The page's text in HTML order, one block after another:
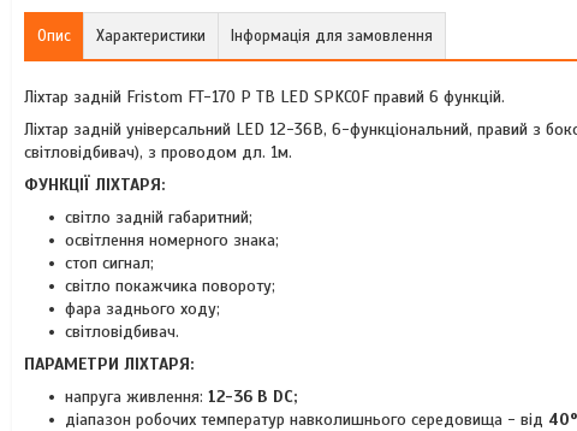
Опис Характеристики Інформація для замовлення
Ліхтар задній Fristom FT-170 P TB LED SPKCOF правий 6 функцій.
Ліхтар задній універсальний LED 12-36В, 6-функціональний, правий з
світловідбивач), з проводом дл. 1м.
ФУНКЦІЇ ЛІХТАРЯ:
світло задній габаритний;
освітлення номерного знака;
стоп сигнал;
світло покажчика повороту;
фара заднього ходу;
світловідбивач.
ПАРАМЕТРИ ЛІХТАРЯ:
напруга живлення: 12-36 В DC;
діапазон робочих температур навколишнього середовища - від